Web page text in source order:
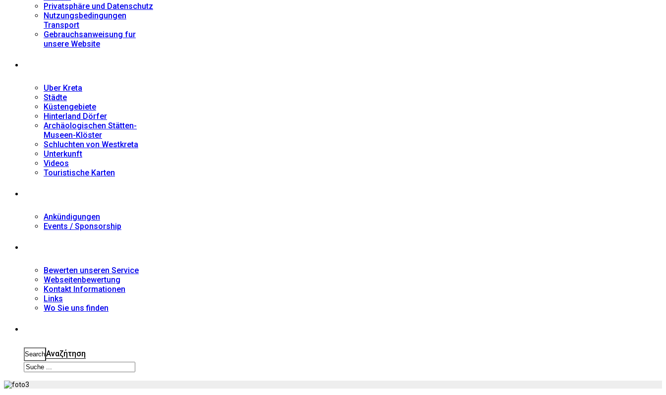
Privatsphäre und Datenschutz
Nutzungsbedingungen
Transport
Gebrauchsanweisung fur
unsere Website
Uber Kreta
Städte
Küstengebiete
Hinterland Dörfer
Archäologischen Stätten-
Museen-Klöster
Schluchten von Westkreta
Unterkunft
Videos
Touristische Karten
Ankündigungen
Events / Sponsorship
Bewerten unseren Service
Webseitenbewertung
Kontakt Informationen
Links
Wo Sie uns finden
SearchΑναζήτηση